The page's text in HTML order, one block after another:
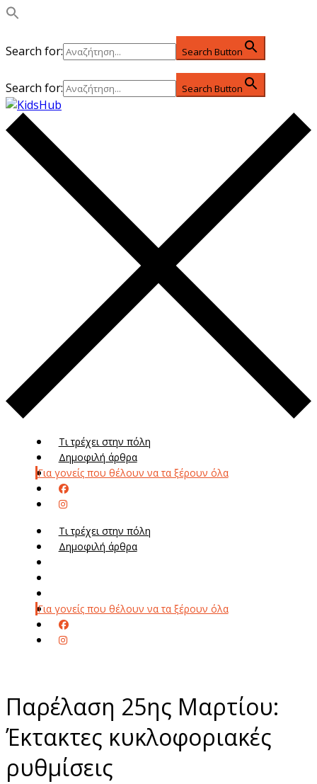
Search for: Search Button
Search for: Search Button
Τι τρέχει στην πόλη
Δημοφιλή άρθρα
Για γονείς που θέλουν να τα ξέρουν όλα
Τι τρέχει στην πόλη
Δημοφιλή άρθρα
Για γονείς που θέλουν να τα ξέρουν όλα
Παρέλαση 25ης Μαρτίου:
Έκτακτες κυκλοφοριακές
ρυθμίσεις